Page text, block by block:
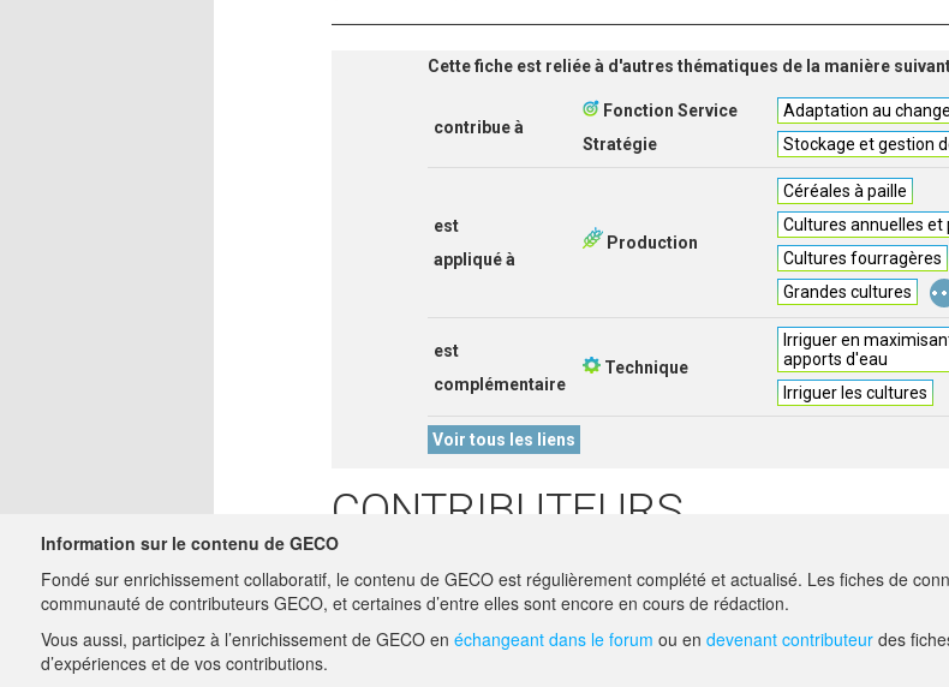
Cette fiche est reliée à d'autres thématiques de la manière
contribue à
Fonction Service
Stratégie
Adaptation au
Stockage et gestion
est
appliqué à
Production
Céréales à paille
Cultures annuelles et
Cultures fourragères
Grandes cultures
...
est
complémentaire
Technique
Irriguer en
apports d'eau
Irriguer les cultures
Voir tous les liens
CONTRIBUTEURS
charge-mission -ELSA.GALIANO@ACTA.ASSO.FR
A PROPOS DE GECO
Information sur le contenu de GECO
Fondé sur enrichissement collaboratif, le contenu de GECO est régulièrement complété et actualisé. Les fiches de
communauté de contributeurs GECO, et certaines d’entre elles sont encore en cours de rédaction.
Vous aussi, participez à l’enrichissement de GECO en échangeant dans le forum ou en devenant contributeur des
d’expériences et de vos contributions.